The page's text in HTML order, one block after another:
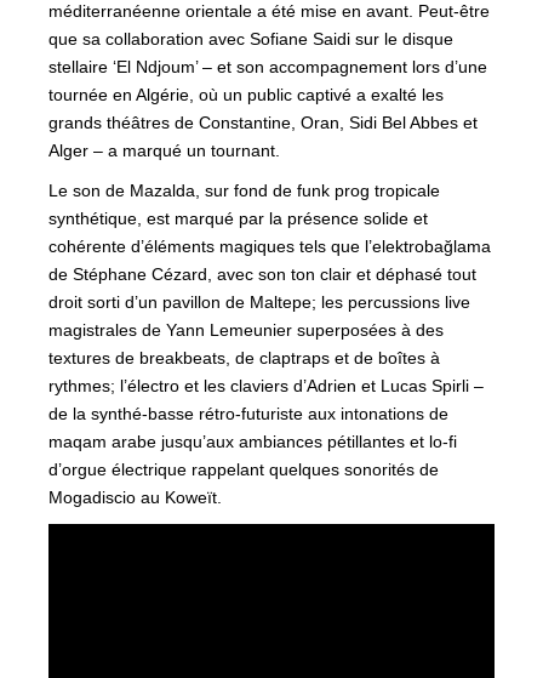
méditerranéenne orientale a été mise en avant. Peut-être
que sa collaboration avec Sofiane Saidi sur le disque
stellaire ‘El Ndjoum’ – et son accompagnement lors d’une
tournée en Algérie, où un public captivé a exalté les
grands théâtres de Constantine, Oran, Sidi Bel Abbes et
Alger – a marqué un tournant.
Le son de Mazalda, sur fond de funk prog tropicale
synthétique, est marqué par la présence solide et
cohérente d’éléments magiques tels que l’elektrobağlama
de Stéphane Cézard, avec son ton clair et déphasé tout
droit sorti d’un pavillon de Maltepe; les percussions live
magistrales de Yann Lemeunier superposées à des
textures de breakbeats, de claptraps et de boîtes à
rythmes; l’électro et les claviers d’Adrien et Lucas Spirli –
de la synthé-basse rétro-futuriste aux intonations de
maqam arabe jusqu’aux ambiances pétillantes et lo-fi
d’orgue électrique rappelant quelques sonorités de
Mogadiscio au Koweït.